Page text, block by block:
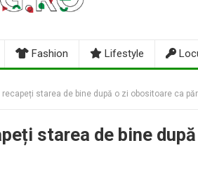
Fashion Lifestyle
recapeți starea de bine după o zi obositoare ca
starea de bine